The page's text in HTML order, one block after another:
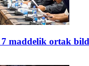
maddelik ortak